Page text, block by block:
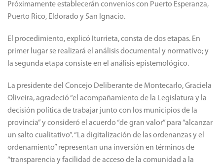
Próximamente establecerán convenios con Puerto Esperanza,
Puerto Rico, Eldorado y San Ignacio.
El procedimiento, explicó Iturrieta, consta de dos etapas. En
primer lugar se realizará el análisis documental y normativo; y
la segunda etapa consiste en el análisis epistemológico.
La presidente del Concejo Deliberante de Montecarlo, Graciela
Oliveira, agradeció “el acompañamiento de la Legislatura y la
decisión política de trabajar junto con los municipios de la
provincia” y consideró el acuerdo “de gran valor” para “alcanzar
un salto cualitativo”. “La digitalización de las ordenanzas y el
ordenamiento” representan una inversión en términos de
“transparencia y facilidad de acceso de la comunidad a la